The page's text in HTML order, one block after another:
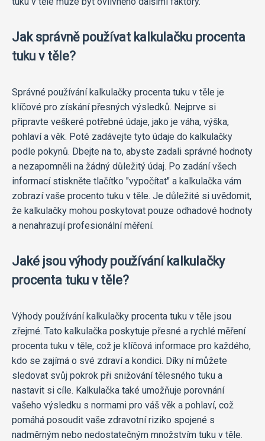
Jak správně používat kalkulačku procenta
tuku v těle?
Správné používání kalkulačky procenta tuku v těle je
klíčové pro získání přesných výsledků. Nejprve si
připravte veškeré potřebné údaje, jako je váha, výška,
pohlaví a věk. Poté zadávejte tyto údaje do kalkulačky
podle pokynů. Dbejte na to, abyste zadali správné hodnoty
a nezapomněli na žádný důležitý údaj. Po zadání všech
informací stiskněte tlačítko "vypočítat" a kalkulačka vám
zobrazí vaše procento tuku v těle. Je důležité si uvědomit,
že kalkulačky mohou poskytovat pouze odhadové hodnoty
a nenahrazují profesionální měření.
Jaké jsou výhody používání kalkulačky
procenta tuku v těle?
Výhody používání kalkulačky procenta tuku v těle jsou
zřejmé. Tato kalkulačka poskytuje přesné a rychlé měření
procenta tuku v těle, což je klíčová informace pro každého,
kdo se zajímá o své zdraví a kondici. Díky ní můžete
sledovat svůj pokrok při snižování tělesného tuku a
nastavit si cíle. Kalkulačka také umožňuje porovnání
vašeho výsledku s normami pro váš věk a pohlaví, což
pomáhá posoudit vaše zdravotní riziko spojené s
nadměrným nebo nedostatečným množstvím tuku v těle.